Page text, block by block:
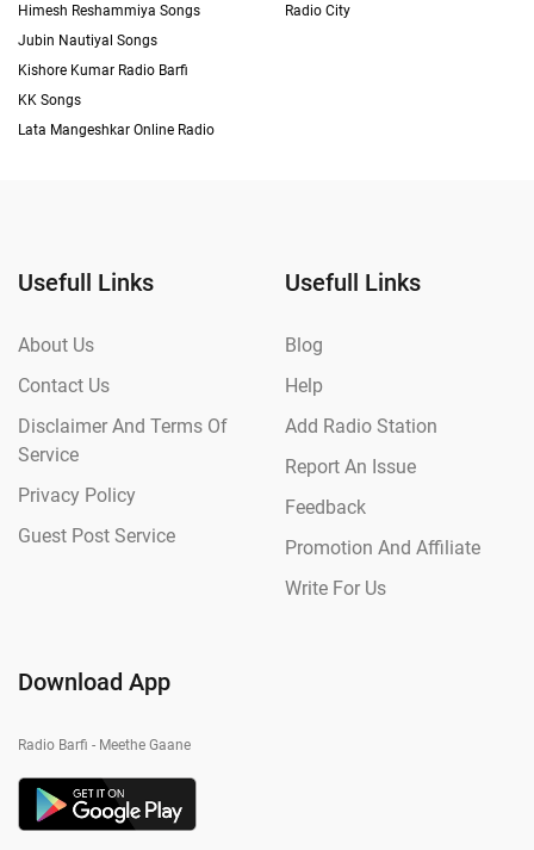
Himesh Reshammiya Songs
Jubin Nautiyal Songs
Kishore Kumar Radio Barfi
KK Songs
Lata Mangeshkar Online Radio
Radio City
Usefull Links
About Us
Contact Us
Disclaimer And Terms Of
Service
Privacy Policy
Guest Post Service
Usefull Links
Blog
Help
Add Radio Station
Report An Issue
Feedback
Promotion And Affiliate
Write For Us
Download App
Radio Barfi - Meethe Gaane